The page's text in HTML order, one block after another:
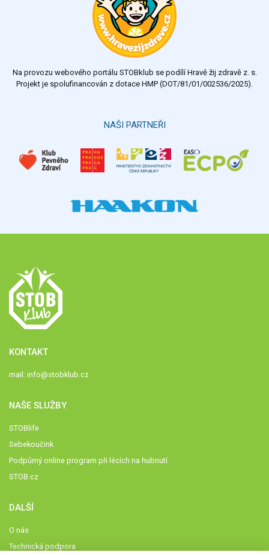
Na provozu webového portálu STOBklub se podílí Hravě žij zdravě z. s.
Projekt je spolufinancován z dotace HMP (DOT/81/01/002536/2025).
NAŠI PARTNEŘI
KONTAKT
mail: info@stobklub.cz
NAŠE SLUŽBY
STOBlife
Sebekoučink
Podpůrný online program při lécích na hubnutí
STOB.cz
DALŠÍ
O nás
Technická podpora